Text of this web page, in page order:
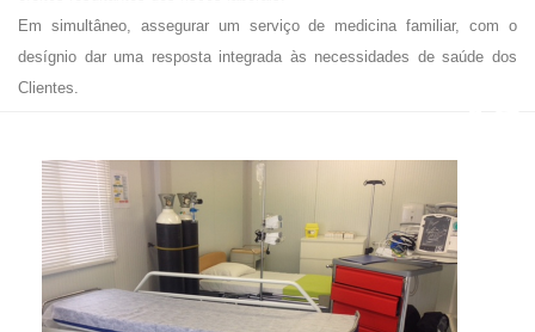
Em simultâneo, assegurar um serviço de medicina familiar, com o
desígnio dar uma resposta integrada às necessidades de saúde dos
Clientes.